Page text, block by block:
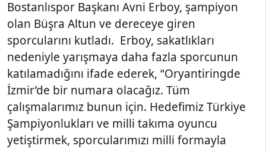
Bostanlıspor Başkanı Avni Erboy, şampiyon
olan Büşra Altun ve dereceye giren
sporcularını kutladı. Erboy, sakatlıkları
nedeniyle yarışmaya daha fazla sporcunun
katılamadığını ifade ederek, “Oryantiringde
İzmir’de bir numara olacağız. Tüm
çalışmalarımız bunun için. Hedefimiz Türkiye
Şampiyonlukları ve milli takıma oyuncu
yetiştirmek, sporcularımızı milli formayla